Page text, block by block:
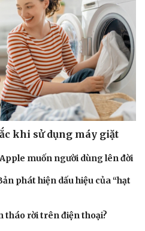
khi sử dụng máy giặt
muốn người dùng lên đời
phát hiện dấu hiệu của “hạt
tháo rời trên điện thoại?